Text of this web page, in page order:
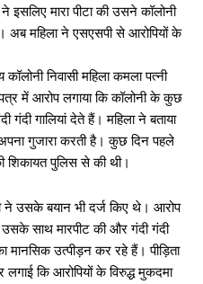
इसलिए मारा पीटा की उसने कॉलोनी
अब महिला ने एसएसपी से आरोपियों के
निवासी महिला कमला पत्नी
में आरोप लगाया कि कॉलोनी के कुछ
गालियां देते हैं। महिला ने बताया
गुजारा करती है। कुछ दिन पहले
शिकायत पुलिस से की थी।
उसके बयान भी दर्ज किए थे। आरोप
उसके साथ मारपीट की और गंदी गंदी
मानसिक उत्पीड़न कर रहे हैं। पीड़िता
लगाई कि आरोपियों के विरुद्ध मुकदमा